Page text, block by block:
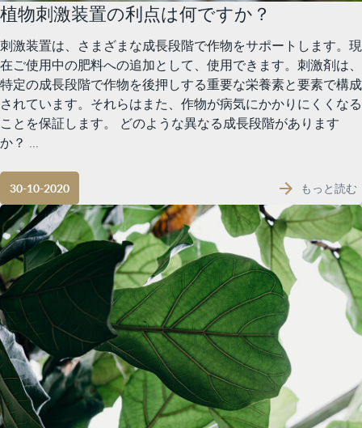
植物刺激装置の利点は何ですか？
刺激装置は、さまざまな成長段階で作物をサポートします。現
在ご使用中の肥料への追加として、使用できます。刺激剤は、
特定の成長段階で作物を後押しする重要な栄養素と要素で構成
されています。それらはまた、作物が病気にかかりにくくなる
ことを保証します。 どのような異なる成長段階があります
か？ ...
30-10-2020 もっと読む